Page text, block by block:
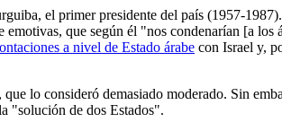
el primer presidente del país (1957-
que según él "nos condenarían [a
a nivel de Estado árabe con Israel y,
lo consideró demasiado moderado. Sin
"solución de dos Estados".